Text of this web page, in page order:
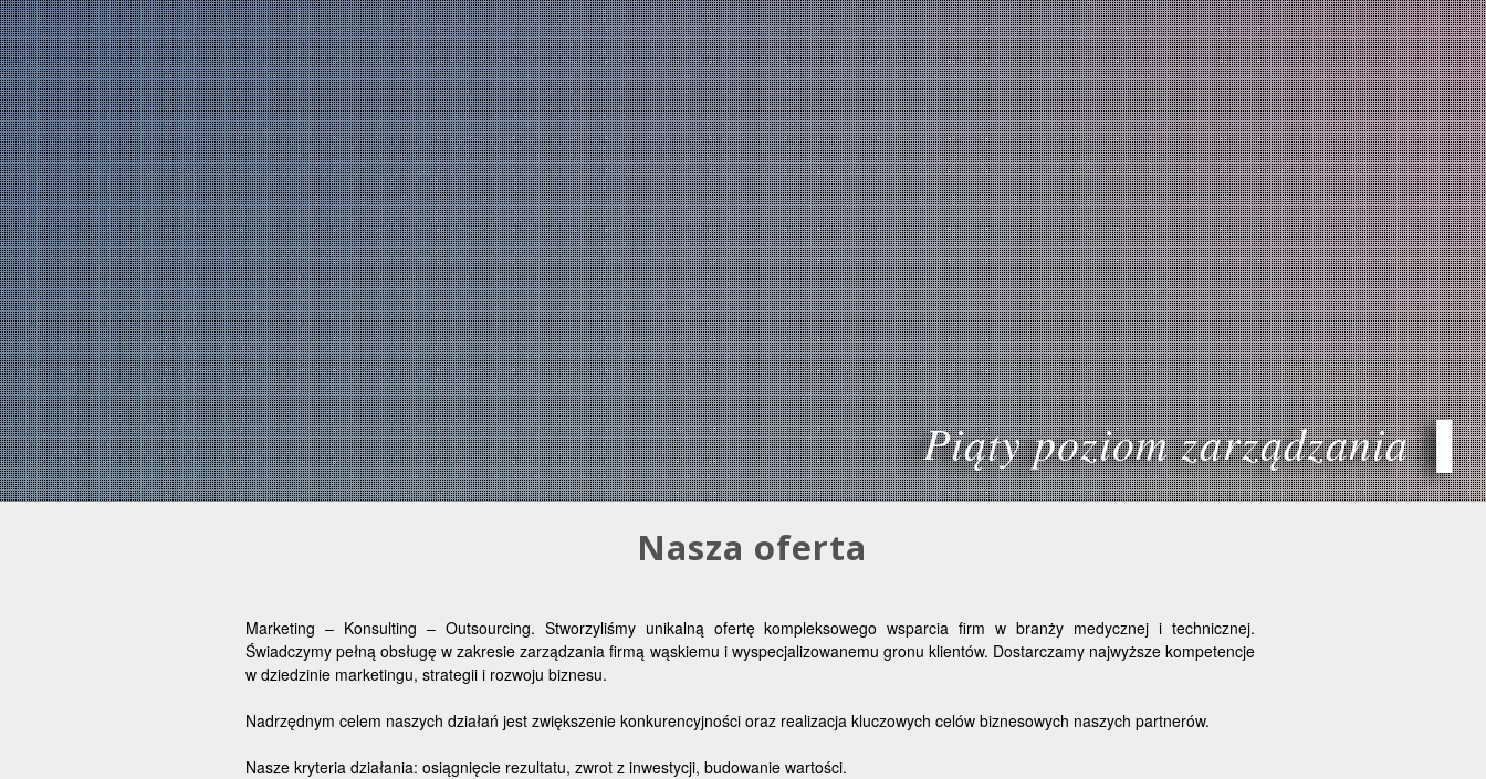
Piąty poziom zarządzania▐
Nasza oferta
Marketing – Konsulting – Outsourcing. Stworzyliśmy unikalną ofertę kompleksowego wsparcia firm w branży medycznej i technicznej.
Świadczymy pełną obsługę w zakresie zarządzania firmą wąskiemu i wyspecjalizowanemu gronu klientów. Dostarczamy najwyższe kompetencje
w dziedzinie marketingu, strategii i rozwoju biznesu.
Nadrzędnym celem naszych działań jest zwiększenie konkurencyjności oraz realizacja kluczowych celów biznesowych naszych partnerów.
Nasze kryteria działania: osiągnięcie rezultatu, zwrot z inwestycji, budowanie wartości.